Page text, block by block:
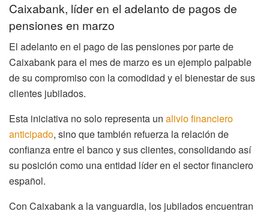
Caixabank, líder en el adelanto de pagos de
pensiones en marzo
El adelanto en el pago de las pensiones por parte de
Caixabank para el mes de marzo es un ejemplo palpable
de su compromiso con la comodidad y el bienestar de sus
clientes jubilados.
Esta iniciativa no solo representa un alivio financiero
anticipado, sino que también refuerza la relación de
confianza entre el banco y sus clientes, consolidando así
su posición como una entidad líder en el sector financiero
español.
Con Caixabank a la vanguardia, los jubilados encuentran